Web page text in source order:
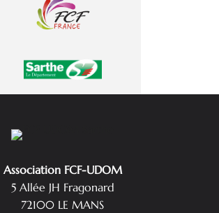
Association FCF-UDOM
5 Allée JH Fragonard
72100 LE MANS